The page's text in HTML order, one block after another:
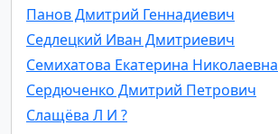
Панов Дмитрий Геннадиевич
Седлецкий Иван Дмитриевич
Семихатова Екатерина Николаевна
Сердюченко Дмитрий Петрович
Слащёва Л И ?